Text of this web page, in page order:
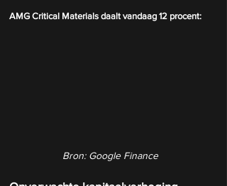
AMG Critical Materials daalt vandaag 12 procent:
Bron: Google Finance